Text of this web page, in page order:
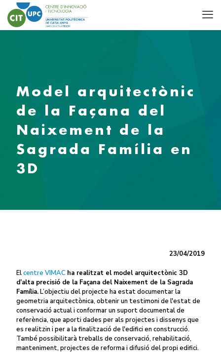
Model arquitectònic
de la Façana del
Naixement de la
Sagrada Família en
3D
23/04/2019
Elcentre VIMAC ha realitzat el model arquitectònic 3D
d’alta precisió de la Façana del Naixement de la Sagrada
Família.L’objectiu del projecte ha estat documentar la
geometria arquitectònica, obtenir un testimoni de l'estat de
conservació actual i conformar un suport documental de
referència, que aporti dades per als projectes i dissenys que
es realitzin i per a la finalització de l'edifici en construcció.
També possibilitarà treballs de conservació, rehabilitació,
manteniment, projectes de reforma i difusió del propi edifici.